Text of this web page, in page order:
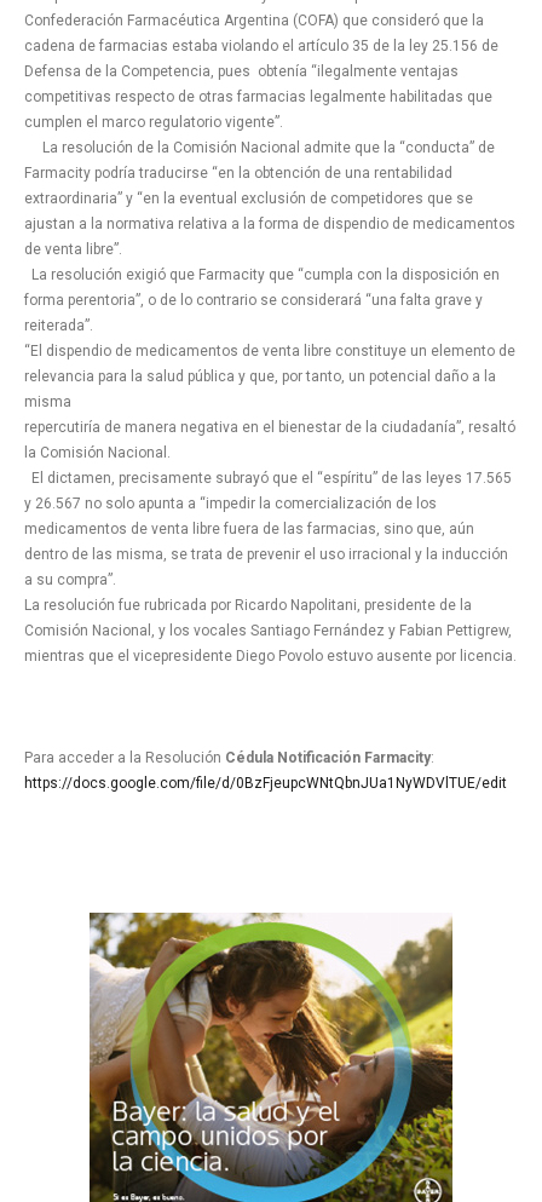
Confederación Farmacéutica Argentina (COFA) que consideró que la
cadena de farmacias estaba violando el artículo 35 de la ley 25.156 de
Defensa de la Competencia, pues obtenía “ilegalmente ventajas
competitivas respecto de otras farmacias legalmente habilitadas que
cumplen el marco regulatorio vigente”.
La resolución de la Comisión Nacional admite que la “conducta” de
Farmacity podría traducirse “en la obtención de una rentabilidad
extraordinaria” y “en la eventual exclusión de competidores que se
ajustan a la normativa relativa a la forma de dispendio de medicamentos
de venta libre”.
La resolución exigió que Farmacity que “cumpla con la disposición en
forma perentoria”, o de lo contrario se considerará “una falta grave y
reiterada”.
“El dispendio de medicamentos de venta libre constituye un elemento de
relevancia para la salud pública y que, por tanto, un potencial daño a la
misma
repercutiría de manera negativa en el bienestar de la ciudadanía”, resaltó
la Comisión Nacional.
El dictamen, precisamente subrayó que el “espíritu” de las leyes 17.565
y 26.567 no solo apunta a “impedir la comercialización de los
medicamentos de venta libre fuera de las farmacias, sino que, aún
dentro de las misma, se trata de prevenir el uso irracional y la inducción
a su compra”.
La resolución fue rubricada por Ricardo Napolitani, presidente de la
Comisión Nacional, y los vocales Santiago Fernández y Fabian Pettigrew,
mientras que el vicepresidente Diego Povolo estuvo ausente por licencia.
Para acceder a la Resolución Cédula Notificación Farmacity:
https://docs.google.com/file/d/0BzFjeupcWNtQbnJUa1NyWDVlTUE/edit